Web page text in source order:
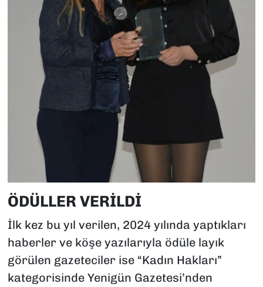
ÖDÜLLER VERİLDİ
İlk kez bu yıl verilen, 2024 yılında yaptıkları
haberler ve köşe yazılarıyla ödüle layık
görülen gazeteciler ise “Kadın Hakları”
kategorisinde Yenigün Gazetesi’nden